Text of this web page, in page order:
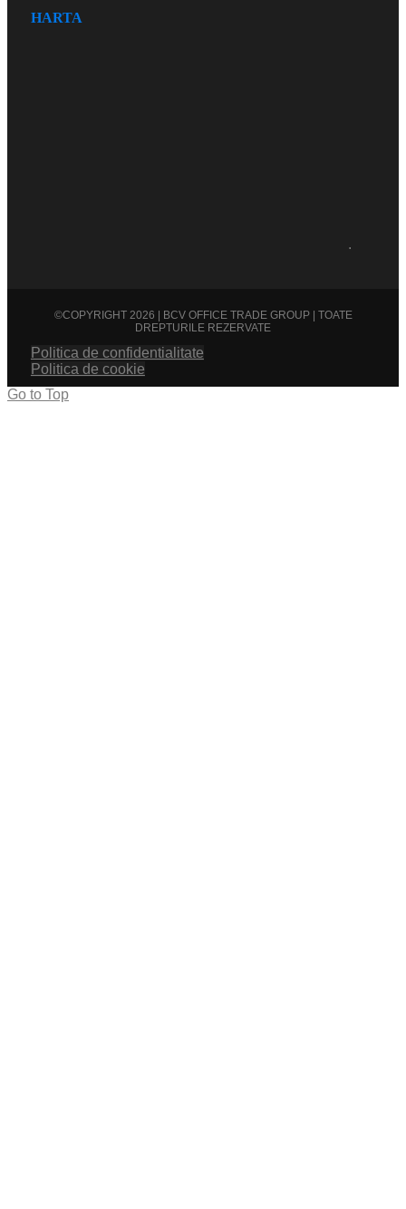
HARTA
.
©COPYRIGHT 2026 | BCV OFFICE TRADE GROUP | TOATE
DREPTURILE REZERVATE
Politica de confidentialitate
Politica de cookie
Go to Top